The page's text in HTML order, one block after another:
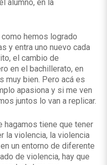
alumno, en la
hemos logrado
y entra uno nuevo cada
el cambio de
en el bachillerato, en
muy bien. Pero acá es
apasiona y si me ven
juntos lo van a replicar.
hagamos tiene que tener
la violencia, la violencia
un entorno de diferente
de violencia, hay que